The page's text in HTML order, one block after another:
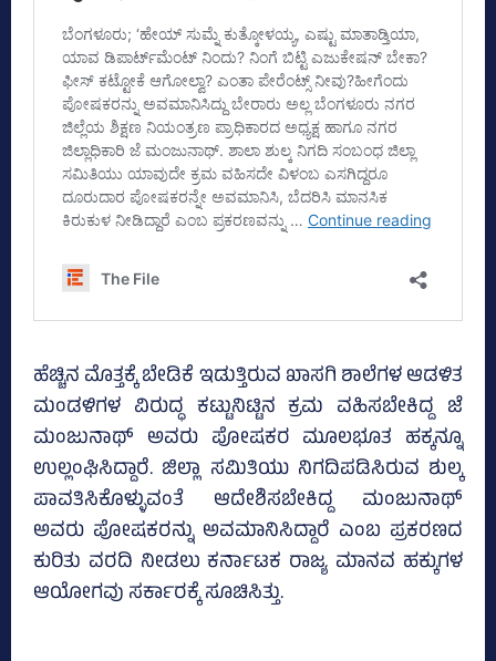
ಹೆಚ್ಚಿನ ಮೊತ್ತಕ್ಕೆ ಬೇಡಿಕೆ ಇಡುತ್ತಿರುವ ಖಾಸಗಿ ಶಾಲೆಗಳ ಆಡಳಿತ
ಮಂಡಳಿಗಳ ವಿರುದ್ಧ ಕಟ್ಟುನಿಟ್ಟಿನ ಕ್ರಮ ವಹಿಸಬೇಕಿದ್ದ ಜೆ
ಮಂಜುನಾಥ್‌ ಅವರು ಪೋಷಕರ ಮೂಲಭೂತ ಹಕ್ಕನ್ನೂ
ಉಲ್ಲಂಘಿಸಿದ್ದಾರೆ. ಜಿಲ್ಲಾ ಸಮಿತಿಯು ನಿಗದಿಪಡಿಸಿರುವ ಶುಲ್ಕ
ಪಾವತಿಸಿಕೊಳ್ಳುವಂತೆ ಆದೇಶಿಸಬೇಕಿದ್ದ ಮಂಜುನಾಥ್‌
ಅವರು ಪೋಷಕರನ್ನು ಅವಮಾನಿಸಿದ್ದಾರೆ ಎಂಬ ಪ್ರಕರಣದ
ಕುರಿತು ವರದಿ ನೀಡಲು ಕರ್ನಾಟಕ ರಾಜ್ಯ ಮಾನವ ಹಕ್ಕುಗಳ
ಆಯೋಗವು ಸರ್ಕಾರಕ್ಕೆ ಸೂಚಿಸಿತ್ತು.